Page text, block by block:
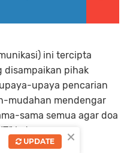
ini tercipta
disampaikan pihak
upaya pencarian
mudahan mendengar
sama semua agar doa
katanya.
×
UPDATE